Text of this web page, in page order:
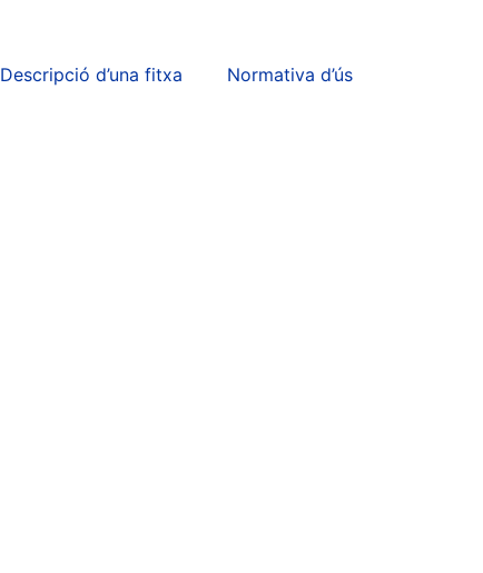
Descripció d’una fitxa Normativa d’ús